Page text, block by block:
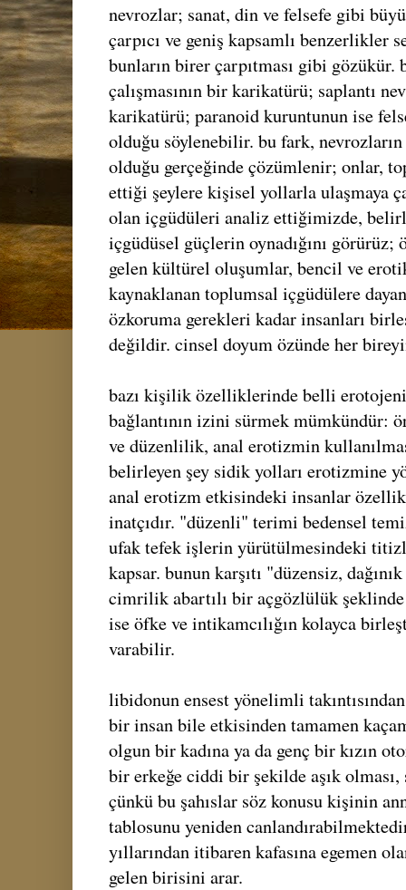
nevrozlar; sanat, din ve felsefe gibi
çarpıcı ve geniş kapsamlı benzerlikler
bunların birer çarpıtması gibi gözükür.
çalışmasının bir karikatürü; saplantı
karikatürü; paranoid kuruntunun ise
olduğu söylenebilir. bu fark,
olduğu gerçeğinde çözümlenir; onlar,
ettiği şeylere kişisel yollarla ulaşmaya
olan içgüdüleri analiz ettiğimizde,
içgüdüsel güçlerin oynadığını görürüz;
gelen kültürel oluşumlar, bencil ve
kaynaklanan toplumsal içgüdülere
özkoruma gerekleri kadar insanları
değildir. cinsel doyum özünde her
bazı kişilik özelliklerinde belli
bağlantının izini sürmek mümkündür:
ve düzenlilik, anal erotizmin
belirleyen şey sidik yolları erotizmine
anal erotizm etkisindeki insanlar
inatçıdır. "düzenli" terimi bedensel
ufak tefek işlerin yürütülmesindeki
kapsar. bunun karşıtı "düzensiz,
cimrilik abartılı bir açgözlülük
ise öfke ve intikamcılığın kolayca
varabilir.
libidonun ensest yönelimli
bir insan bile etkisinden tamamen
olgun bir kadına ya da genç bir kızın
bir erkeğe ciddi bir şekilde aşık
çünkü bu şahıslar söz konusu kişinin
tablosunu yeniden
yıllarından itibaren kafasına egemen
gelen birisini arar.